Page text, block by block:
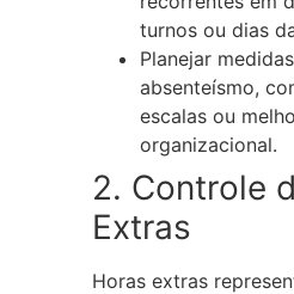
turnos ou dias
Planejar
absenteísmo,
escalas ou
organizacional.
2. Controle
Extras
Horas extras